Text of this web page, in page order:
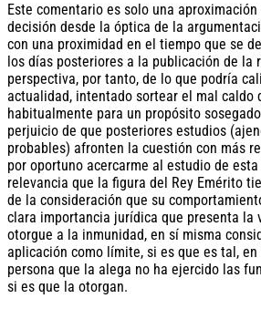
Este comentario es solo una
decisión desde la óptica de la
con una proximidad en el tiempo que se
los días posteriores a la publicación de la
perspectiva, por tanto, de lo que podría
actualidad, intentado sortear el mal caldo
habitualmente para un propósito
perjuicio de que posteriores estudios
probables) afronten la cuestión con más
por oportuno acercarme al estudio de
relevancia que la figura del Rey Emérito
de la consideración que su
clara importancia jurídica que presenta la
otorgue a la inmunidad, en sí misma
aplicación como límite, si es que es tal,
persona que la alega no ha ejercido las
si es que la otorgan.